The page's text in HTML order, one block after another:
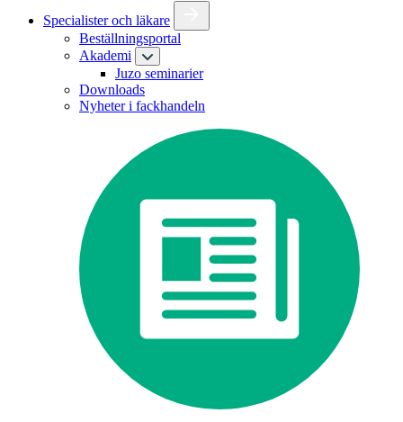
Specialister och läkare
Beställningsportal
Akademi
Juzo seminarier
Downloads
Nyheter i fackhandeln